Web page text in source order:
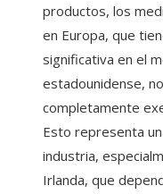
productos, los
en Europa, que
significativa en el
estadounidense,
completamente
Esto representa
industria,
Irlanda, que